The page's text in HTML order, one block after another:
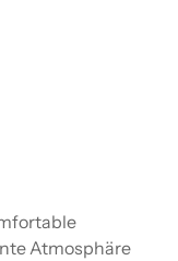
Atmosphäre